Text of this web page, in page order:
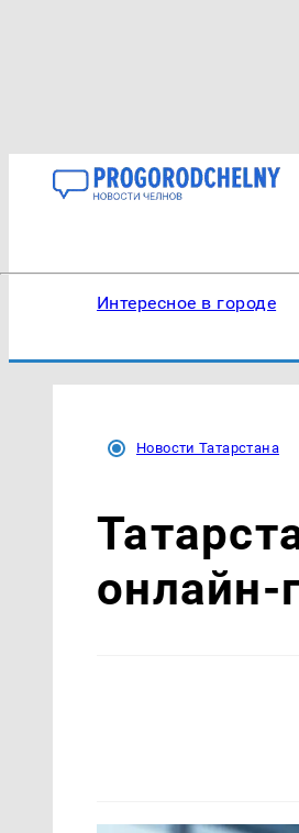
Интересное в городе
Новости Татарстана